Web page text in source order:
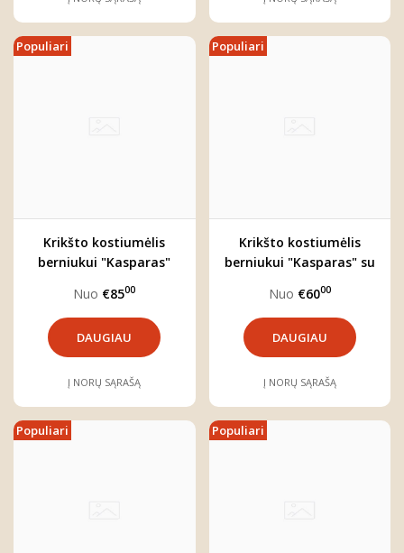
Populiari
Krikšto kostiumėlis
berniukui "Kasparas"
Nuo €8500
DAUGIAU
Į NORŲ SĄRAŠĄ
Populiari
Krikšto kostiumėlis
berniukui "Kasparas" su
Nuo €6000
DAUGIAU
Į NORŲ SĄRAŠĄ
Populiari Populiari